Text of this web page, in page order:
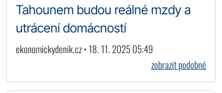
Tahounem budou reálné mzdy a
utrácení domácností
ekonomickydenik.cz • 18. 11. 2025 05:49
zobrazit podobné